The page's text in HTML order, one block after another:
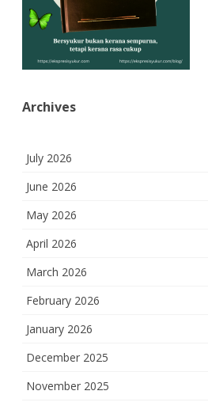
Archives
July 2026
June 2026
May 2026
April 2026
March 2026
February 2026
January 2026
December 2025
November 2025